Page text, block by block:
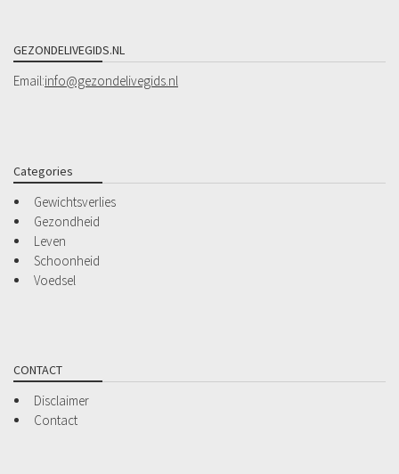
GEZONDELIVEGIDS.NL
Email:info@gezondelivegids.nl
Categories
Gewichtsverlies
Gezondheid
Leven
Schoonheid
Voedsel
CONTACT
Disclaimer
Contact